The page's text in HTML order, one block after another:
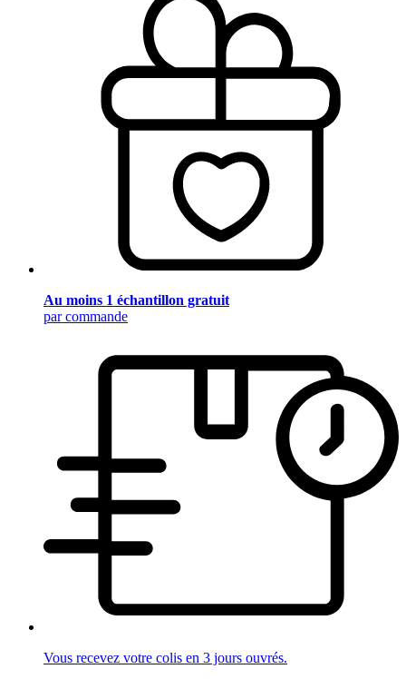
Au moins 1 échantillon gratuit
par commande
Vous recevez votre colis en 3 jours ouvrés.